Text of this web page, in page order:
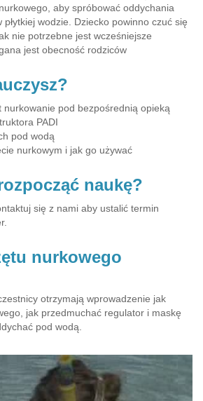
aby spróbować oddychania
płytkiej wodzie. Dziecko powinno czuć się
nie potrzebne jest wcześniejsze
jest obecność rodziców
nurkowanie pod bezpośrednią opieką
PADI
pod wodą
nurkowym i jak go używać
naukę?
się z nami aby ustalić termin
nurkowego
otrzymają wprowadzenie jak
jak przedmuchać regulator i maskę
pod wodą.